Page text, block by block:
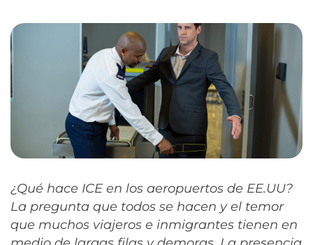
¿Qué hace ICE en los aeropuertos de EE.UU?
La pregunta que todos se hacen y el temor
que muchos viajeros e inmigrantes tienen en